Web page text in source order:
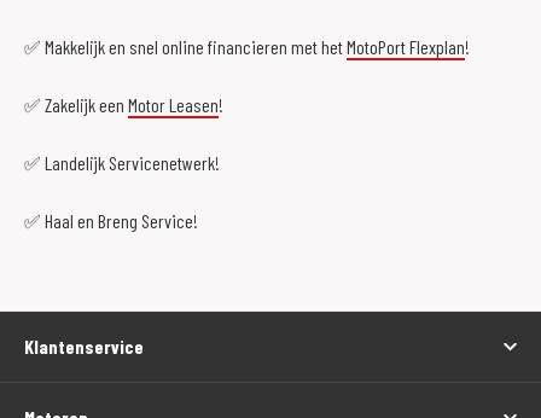
✅ Makkelijk en snel online financieren met hetMotoPort Flexplan!
✅ Zakelijk een Motor Leasen!
✅ Landelijk Servicenetwerk!
✅ Haal en Breng Service!
Klantenservice